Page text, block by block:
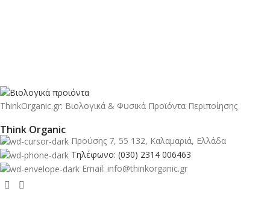
ThinkOrganic.gr: Βιολογικά & Φυσικά Προϊόντα Περιποίησης
Think Organic
Προύσης 7, 55 132, Καλαμαριά, Ελλάδα
Τηλέφωνο: (030) 2314 006463
Email: info@thinkorganic.gr